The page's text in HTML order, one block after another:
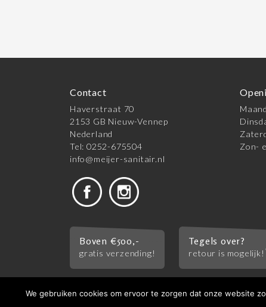
Contact
Haverstraat 70
2153 GB Nieuw-Vennep
Nederland
Tel: 0252-675504
info@meijer-sanitair.nl
Zon-
Boven €500,-
gratis verzending!
Tegels over?
retour is mogelijk!
© 2026 Meijer Tegels & Sanitair |Algemene
We gebruiken cookies om ervoor te zorgen dat onze website